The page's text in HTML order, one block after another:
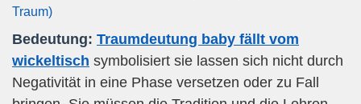
Traum)
Bedeutung: Traumdeutung baby fällt vom
wickeltisch symbolisiert sie lassen sich nicht durch
Negativität in eine Phase versetzen oder zu Fall